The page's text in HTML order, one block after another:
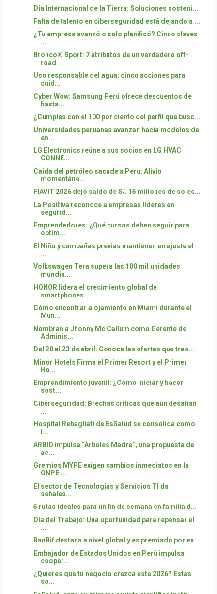
Día Internacional de la Tierra: Soluciones sosteni...
Falta de talento en ciberseguridad está dejando a ...
¿Tu empresa avanzó o solo planificó? Cinco claves
...
Bronco® Sport: 7 atributos de un verdadero off-
road
Uso responsable del agua: cinco acciones para
cuid...
Cyber Wow: Samsung Perú ofrece descuentos de
hasta...
¿Cumples con el 100 por ciento del perfil que busc...
Universidades peruanas avanzan hacia modelos de
en...
LG Electronics reúne a sus socios en LG HVAC
CONNE...
Caída del petróleo sacude a Perú: Alivio
momentáne...
FIAVIT 2026 dejó saldo de S/. 15 millones de soles...
La Positiva reconoce a empresas líderes en
segurid...
Emprendedores: ¿Qué cursos deben seguir para
optim...
El Niño y campañas previas mantienen en ajuste el
...
Volkswagen Tera supera las 100 mil unidades
mundia...
HONOR lidera el crecimiento global de
smartphones ...
Cómo encontrar alojamiento en Miami durante el
Mun...
Nombran a Jhonny Mc Callum como Gerente de
Adminis...
Del 20 al 23 de abril: Conoce las ofertas que trae...
Minor Hotels Firma el Primer Resort y el Primer
Ho...
Emprendimiento juvenil: ¿Cómo iniciar y hacer
sost...
Ciberseguridad: Brechas críticas que aún desafían
...
Hospital Rebagliati de EsSalud se consolida como
l...
ARBIO impulsa “Árboles Madre”, una propuesta de
ac...
Gremios MYPE exigen cambios inmediatos en la
ONPE ...
El sector de Tecnologías y Servicios TI da
señales...
5 rutas ideales para un fin de semana en familia d...
Día del Trabajo: Una oportunidad para repensar el
...
BanBif destaca a nivel global y es premiado por ex...
Embajador de Estados Unidos en Perú impulsa
cooper...
¿Quieres que tu negocio crezca este 2026? Estas
so...